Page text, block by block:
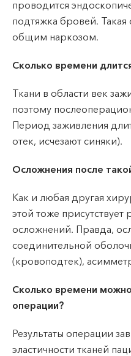
проводится
подтяжка бровей. Такая
общим наркозом.
Сколько времени
Ткани в области век
поэтому
Период заживления
отек, исчезают синяки).
Осложнения после
Как и любая другая
этой тоже присутствует
осложнений. Правда,
соединительной
(кровоподтек),
Сколько времени
операции?
Результаты операции
эластичности тканей